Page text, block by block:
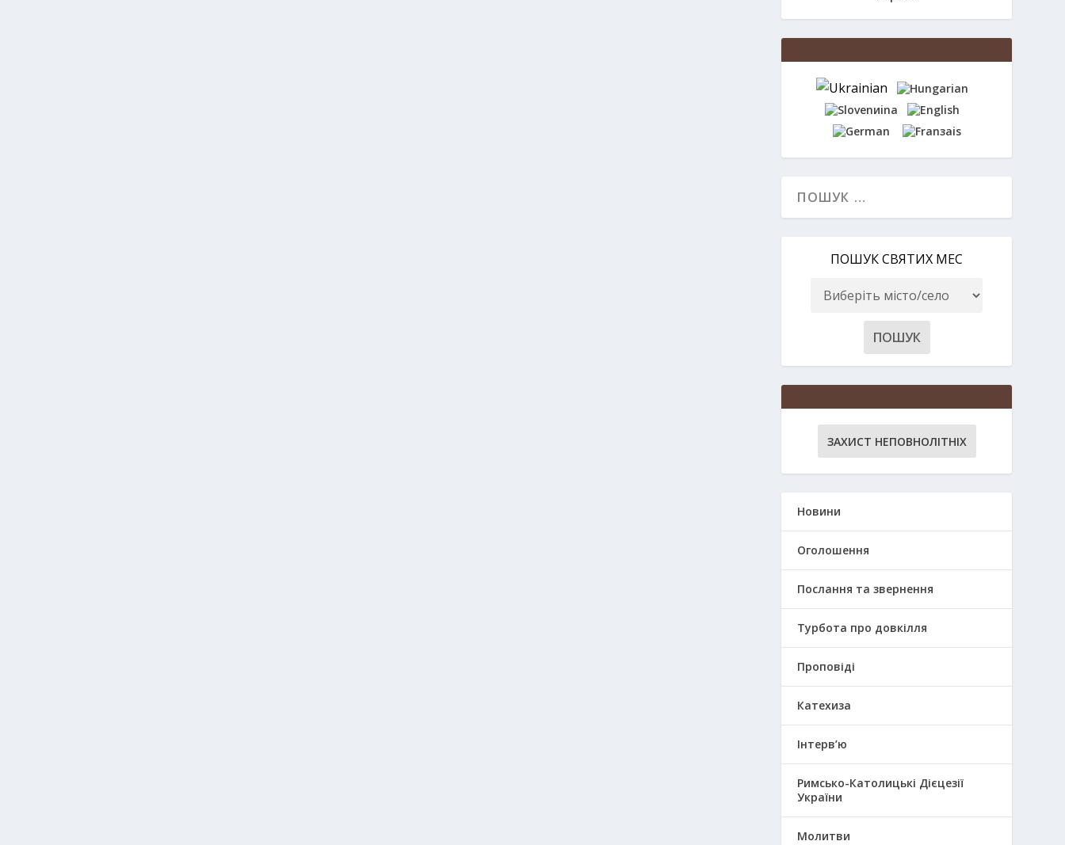
ПОШУК СВЯТИХ МЕС
ЗАХИСТ НЕПОВНОЛІТНІХ
Новини
Оголошення
Послання та звернення
Турбота про довкілля
Проповіді
Катехиза
Інтерв’ю
Римсько-Католицькі Дієцезії
України
Молитви